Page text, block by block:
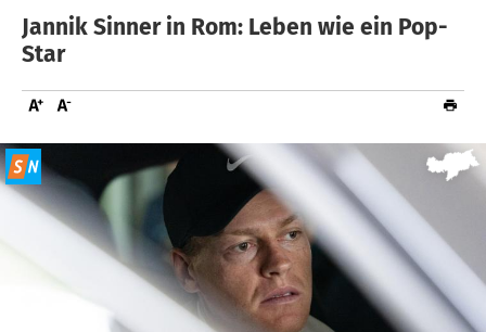
Jannik Sinner in Rom: Leben wie ein Pop-
Star